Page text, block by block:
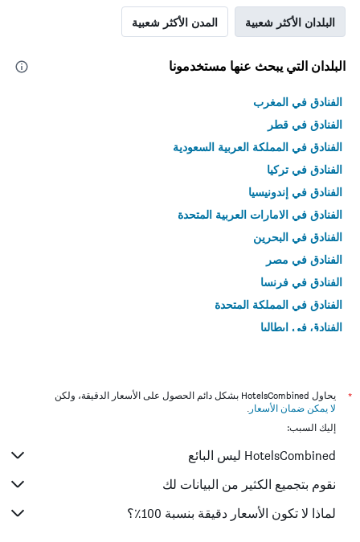
البلدان الأكثر شعبية المدن الأكثر شعبية
البلدان التي يبحث عنها مستخدمونا
الفنادق في المغرب
الفنادق في قطر
الفنادق في المملكة العربية السعودية
الفنادق في تركيا
الفنادق في إندونيسيا
الفنادق في الامارات العربية المتحدة
الفنادق في البحرين
الفنادق في مصر
الفنادق في فرنسا
الفنادق في المملكة المتحدة
الفنادق في إيطاليا
*
يحاول HotelsCombined بشكل دائم الحصول على الأسعار الدقيقة، ولكن
لا يمكن ضمان الأسعار .
إليك السبب:
HotelsCombined ليس البائع
نقوم بتجميع الكثير من البيانات لك
لماذا لا تكون الأسعار دقيقة بنسبة 100٪؟